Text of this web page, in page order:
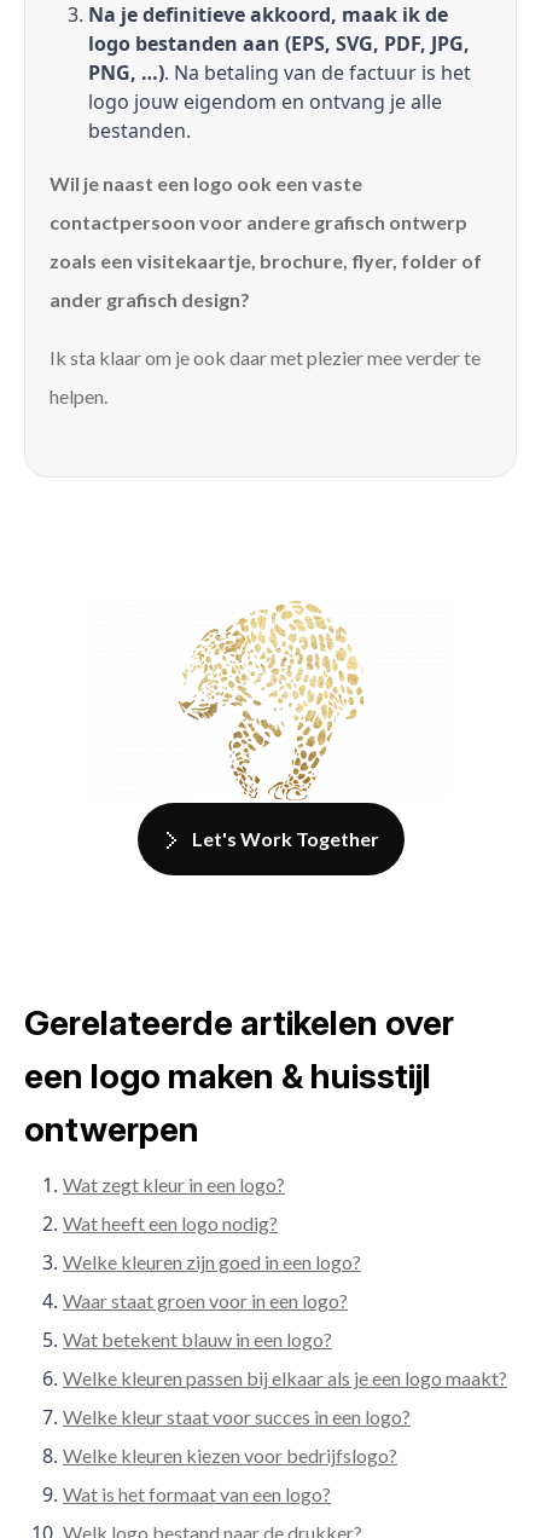
Na je definitieve akkoord, maak ik de
logo bestanden aan (EPS, SVG, PDF, JPG,
PNG, …). Na betaling van de factuur is het
logo jouw eigendom en ontvang je alle
bestanden.
Wil je naast een logo ook een vaste
contactpersoon voor andere grafisch ontwerp
zoals een visitekaartje, brochure, flyer, folder of
ander grafisch design?
Ik sta klaar om je ook daar met plezier mee verder te
helpen.
Let's Work Together
Gerelateerde artikelen over
een logo maken & huisstijl
ontwerpen
Wat zegt kleur in een logo?
Wat heeft een logo nodig?
Welke kleuren zijn goed in een logo?
Waar staat groen voor in een logo?
Wat betekent blauw in een logo?
Welke kleuren passen bij elkaar als je een logo maakt?
Welke kleur staat voor succes in een logo?
Welke kleuren kiezen voor bedrijfslogo?
Wat is het formaat van een logo?
Welk logo bestand naar de drukker?